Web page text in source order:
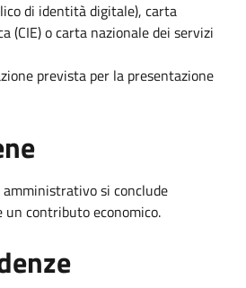
di identità digitale), carta
(CIE) o carta nazionale dei servizi
prevista per la presentazione
si conclude
contributo economico.